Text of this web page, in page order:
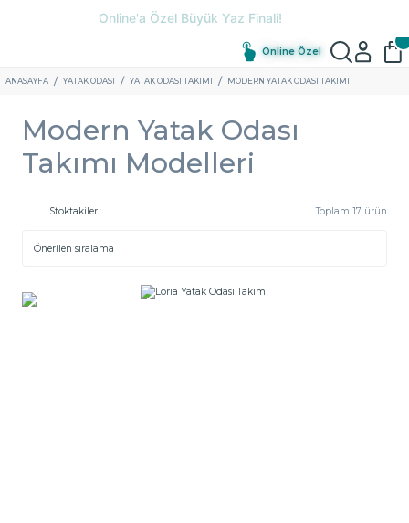
Online Özel
ANASAYFA YATAK ODASI YATAK ODASI TAKIMI MODERN YATAK ODASI TAKIMI
Modern Yatak Odası
Takımı Modelleri
Stoktakiler Toplam 17 ürün